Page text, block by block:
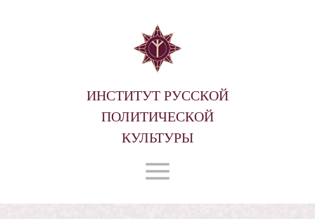
ИНСТИТУТ РУССКОЙ
ПОЛИТИЧЕСКОЙ
КУЛЬТУРЫ